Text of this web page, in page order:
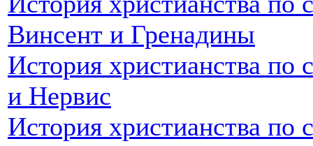
Винсент и Гренадины
История христианства
и Нервис
История христианства по